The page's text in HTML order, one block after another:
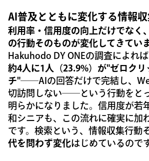
AI普及とともに変化する情報
利用率・信用度の向上だけでなく
の行動そのものが変化してきていま
Hakuhodo DY ONEの調査によれ
約4人に1人（23.9%）が"ゼロクリ
チ"──AIの回答だけで完結し、
切訪問しない──という行動をと
明らかになりました。信用度が若
和シニアも、この流れに確実に加
です。検索という、情報収集行動
代を問わず変化はじめているので